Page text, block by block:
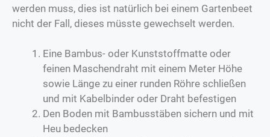
werden muss, dies ist natürlich bei einem Gartenbeet
nicht der Fall, dieses müsste gewechselt werden.
Eine Bambus- oder Kunststoffmatte oder
feinen Maschendraht mit einem Meter Höhe
sowie Länge zu einer runden Röhre schließen
und mit Kabelbinder oder Draht befestigen
Den Boden mit Bambusstäben sichern und mit
Heu bedecken